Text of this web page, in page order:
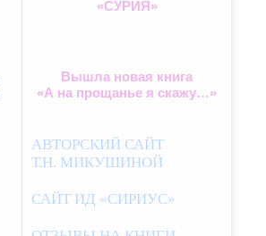
«СУРИЯ»
Вышла новая книга
«А на прощанье я скажу…»
АВТОРСКИЙ САЙТ
Т.Н. МИКУШИНОЙ
САЙТ ИД «СИРИУС»